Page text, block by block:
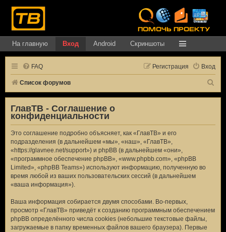
На главную Вход Android Скриншоты
FAQ Вход
Регистрация
Список форумов
ГлавТВ - Соглашение о
конфиденциальности
Это соглашение подробно объясняет, как «ГлавТВ» и его
подразделения (в дальнейшем «мы», «наш», «ГлавТВ»,
«https://glavnee.net/support») и phpBB (в дальнейшем «они»,
«программное обеспечение phpBB», «www.phpbb.com», «phpBB
Limited», «phpBB Teams») используют информацию, полученную во
время любой из ваших пользовательских сессий (в дальнейшем
«ваша информация»).
Ваша информация собирается двумя способами. Во-первых,
просмотр «ГлавТВ» приведёт к созданию программным обеспечением
phpBB определённого числа cookies (небольшие текстовые файлы,
загружаемые в папку временных файлов вашего браузера). Первые